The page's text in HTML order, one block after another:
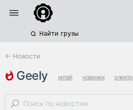
Найти грузы
← Новости
geely китай новинки